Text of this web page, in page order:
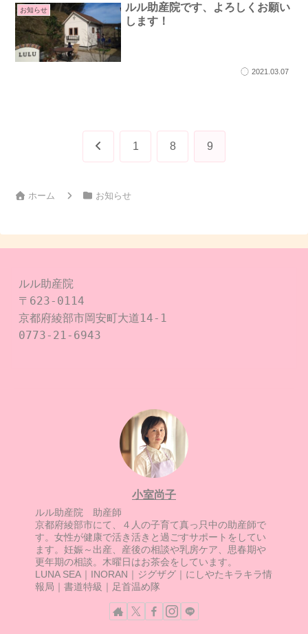
お知らせ
ルル助産院です、よろしくお願い
します！
2021.03.07
前 1 8 9
ホーム お知らせ
ルル助産院
〒623-0114
京都府綾部市岡安町大道14-1
0773-21-6943
小室尚子
ルル助産院 助産師
京都府綾部市にて、４人の子育て真っ只中の助産師で
す。女性が健康で活き活きと過ごすサポートをしてい
ます。妊娠～出産、産後の相談や乳房ケア、思春期や
更年期の相談。木曜日はお茶会をしています。
LUNA SEA｜INORAN｜ジグザグ｜にしやたキラキラ情
報局｜書道特級｜足首温め隊